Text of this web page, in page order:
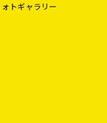
トギャラリー